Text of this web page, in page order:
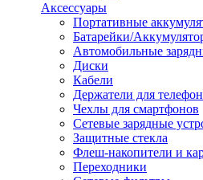
Аксессуары
Портативные
Батарейки/
Автомобильные
Диски
Кабели
Держатели для
Чехлы для смартфонов
Сетевые зарядные
Защитные стекла
Флеш-накопители и
Переходники